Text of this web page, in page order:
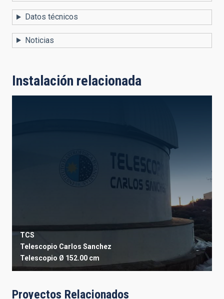
Datos técnicos
Noticias
Instalación relacionada
TCS
Telescopio Carlos Sanchez
Telescopio Ø 152.00 cm
Proyectos Relacionados